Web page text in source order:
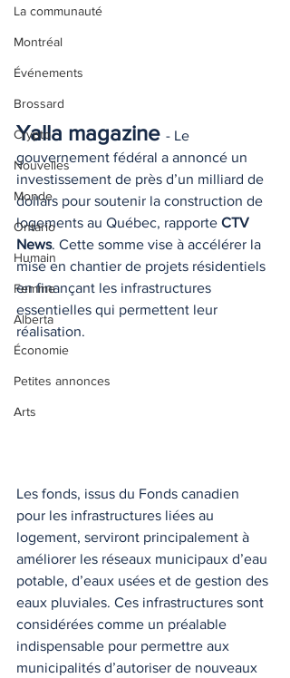
La communauté
Montréal
Événements
Brossard
Crypto
Nouvelles
Monde
Ontario
Humain
Femme
Alberta
Économie
Petites annonces
Arts
Yalla magazine - Le
gouvernement fédéral a annoncé un
investissement de près d’un milliard de
dollars pour soutenir la construction de
logements au Québec, rapporte CTV
News. Cette somme vise à accélérer la
mise en chantier de projets résidentiels
en finançant les infrastructures
essentielles qui permettent leur
réalisation.
Les fonds, issus du Fonds canadien
pour les infrastructures liées au
logement, serviront principalement à
améliorer les réseaux municipaux d’eau
potable, d’eaux usées et de gestion des
eaux pluviales. Ces infrastructures sont
considérées comme un préalable
indispensable pour permettre aux
municipalités d’autoriser de nouveaux